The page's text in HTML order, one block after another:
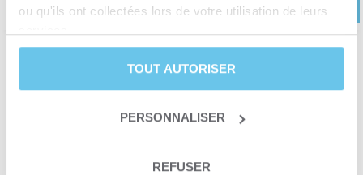
ou qu'ils ont collectées lors de votre utilisation de leurs
TOUT AUTORISER
PERSONNALISER
REFUSER
Description Itinéraire Avis Infos pratiques RÉSERVER
Du 01 avril au 28 octobre